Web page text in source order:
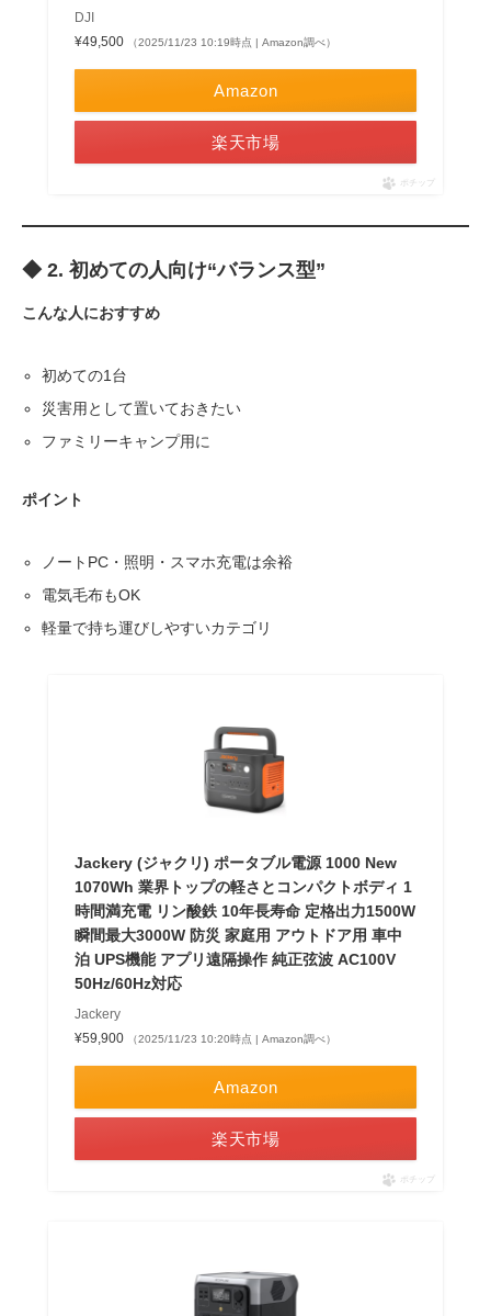
DJI
¥49,500
（2025/11/23 10:19時点 | Amazon調べ）
Amazon
楽天市場
ポチップ
◆ 2. 初めての人向け“バランス型”
こんな人におすすめ
初めての1台
災害用として置いておきたい
ファミリーキャンプ用に
ポイント
ノートPC・照明・スマホ充電は余裕
電気毛布もOK
軽量で持ち運びしやすいカテゴリ
Jackery (ジャクリ) ポータブル電源 1000 New
1070Wh 業界トップの軽さとコンパクトボディ 1
時間満充電 リン酸鉄 10年長寿命 定格出力1500W
瞬間最大3000W 防災 家庭用 アウトドア用 車中
泊 UPS機能 アプリ遠隔操作 純正弦波 AC100V
50Hz/60Hz対応
Jackery
¥59,900
（2025/11/23 10:20時点 | Amazon調べ）
Amazon
楽天市場
ポチップ